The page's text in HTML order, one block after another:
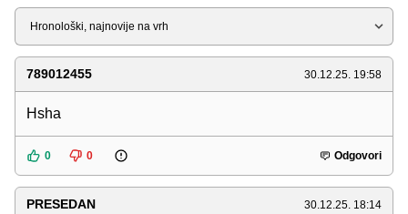
Sortiraj
789012455 30.12.25. 19:58
Hsha
0 0 Odgovori
PRESEDAN 30.12.25. 18:14